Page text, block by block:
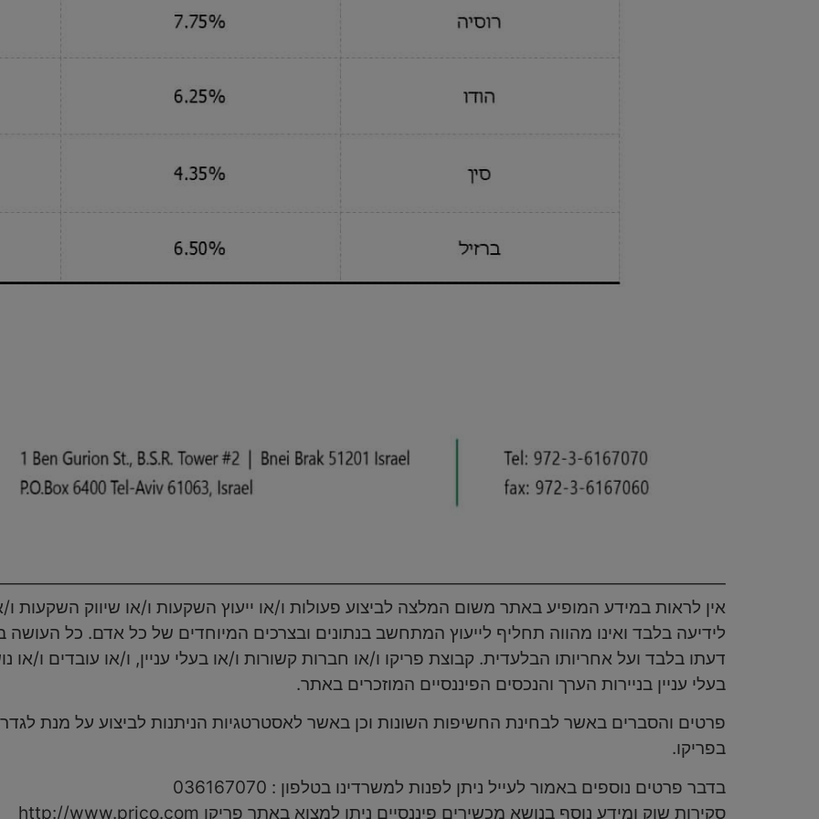
אין לראות במידע המופיע באתר משום המלצה לביצוע פעולות ו/או ייעוץ השקעות ו/או שיווק השקעות ו/
לידיעה בלבד ואינו מהווה תחליף לייעוץ המתחשב בנתונים ובצרכים המיוחדים של כל אדם. כל
דעתו בלבד ועל אחריותו הבלעדית. קבוצת פריקו ו/או חברות קשורות ו/או בעלי עניין, ו/או עובדים ו/
בעלי עניין בניירות הערך והנכסים הפיננסיים המוזכרים באתר.
פרטים והסברים באשר לבחינת החשיפות השונות וכן באשר לאסטרטגיות הניתנות לביצוע על מנת
בפריקו.
בדבר פרטים נוספים באמור לעייל ניתן לפנות למשרדינו בטלפון : 036167070
סקירות שוק ומידע נוסף בנושא מכשירים פיננסיים ניתן למצוא באתר פריקו http://www.prico.com